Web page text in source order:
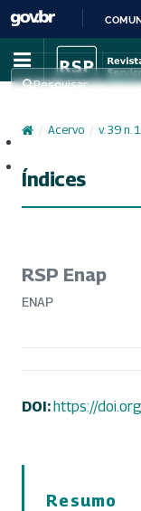
Pesquisar
Acesso
/ Acervo / v. 39 n.
Índices
RSP Enap
ENAP
DOI:https://
Resumo